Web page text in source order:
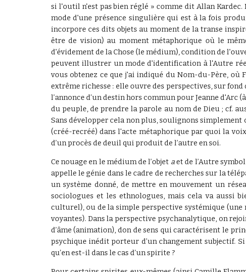
si l'outil n'est pas bien réglé » comme dit Allan Kardec.
mode d'une présence singulière qui est à la fois
incorpore ces dits objets au moment de la transe
être de vision) au moment métaphorique où le
d'évidement de la Chose (le médium), condition de
peuvent illustrer un mode d'identification à l'Autre
vous obtenez ce que j'ai indiqué du Nom-du-Père,
extrême richesse : elle ouvre des perspectives, sur
l’annonce d’un destin hors commun pour Jeanne d'Arc
du peuple, de prendre la parole au nom de Dieu ; cf.
Sans développer cela non plus, soulignons
(créé-recréé) dans l'acte métaphorique par quoi la
d’un procès de deuil qui produit de l’autre en soi.
Ce nouage en le médium de l’objet aet de l’Autre
appelle le génie dans le cadre de recherches sur la
un système donné, de mettre en mouvement un
sociologues et les ethnologues, mais cela va aussi
culturel), ou de la simple perspective systémique
voyantes). Dans la perspective psychanalytique, on
d’âme (animation), don de sens qui caractérisent le
psychique inédit porteur d’un changement subjectif.
qu’en est-il dans le cas d’un spirite ?